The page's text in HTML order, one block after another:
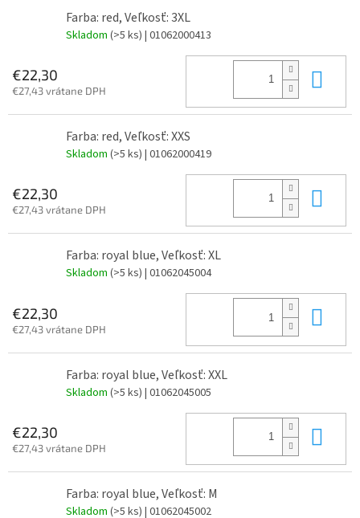
Farba: red, Veľkosť: 3XL
Skladom (>5 ks) | 01062000413
€22,30
€27,43 vrátane DPH
Farba: red, Veľkosť: XXS
Skladom (>5 ks) | 01062000419
€22,30
€27,43 vrátane DPH
Farba: royal blue, Veľkosť: XL
Skladom (>5 ks) | 01062045004
€22,30
€27,43 vrátane DPH
Farba: royal blue, Veľkosť: XXL
Skladom (>5 ks) | 01062045005
€22,30
€27,43 vrátane DPH
Farba: royal blue, Veľkosť: M
Skladom (>5 ks) | 01062045002